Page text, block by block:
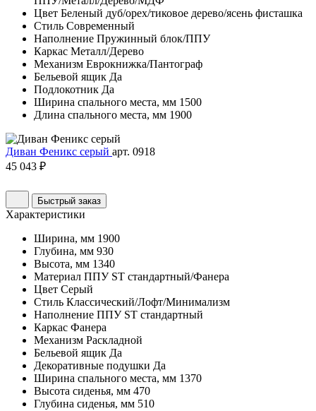
Цвет Беленый дуб/орех/тиковое дерево/ясень фисташка
Стиль Современный
Наполнение Пружинный блок/ППУ
Каркас Металл/Дерево
Механизм Еврокнижка/Пантограф
Бельевой ящик Да
Подлокотник Да
Ширина спального места, мм 1500
Длина спального места, мм 1900
Диван Феникс серый арт. 0918
45 043 ₽
Быстрый заказ
Характеристики
Ширина, мм 1900
Глубина, мм 930
Высота, мм 1340
Материал ППУ ST стандартный/Фанера
Цвет Серый
Стиль Классический/Лофт/Минимализм
Наполнение ППУ ST стандартный
Каркас Фанера
Механизм Раскладной
Бельевой ящик Да
Декоративные подушки Да
Ширина спального места, мм 1370
Высота сиденья, мм 470
Глубина сиденья, мм 510